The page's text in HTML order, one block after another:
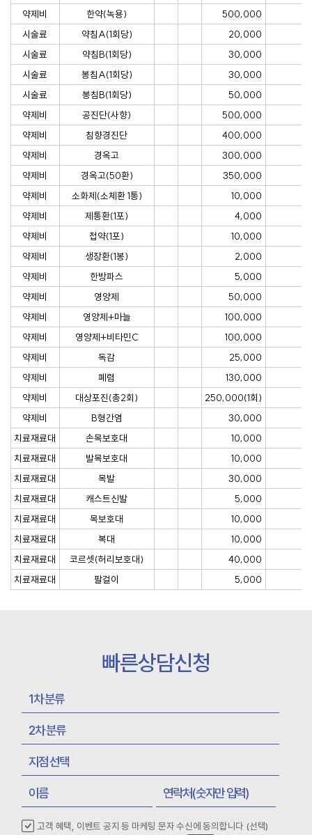
약제비
한약(녹용)
500,000
시술료
약침A(1회당)
20,000
시술료
약침B(1회당)
30,000
시술료
봉침A(1회당)
30,000
시술료
봉침B(1회당)
50,000
약제비
공진단(사향)
500,000
약제비
침향경진단
400,000
약제비
경옥고
300,000
약제비
경옥고(50환)
350,000
약제비
소화제(소체환 1통)
10,000
약제비
제통환(1포)
4,000
약제비
첩약(1포)
10,000
약제비
생장환(1봉)
2,000
약제비
한방파스
5,000
약제비
영양제
50,000
약제비
영양제+마늘
100,000
약제비
영양제+비타민C
100,000
약제비
독감
25,000
약제비
폐렴
130,000
약제비
대상포진(총2회)
250,000(1회)
약제비
B형간염
30,000
치료재료대
손목보호대
10,000
치료재료대
발목보호대
10,000
치료재료대
목발
30,000
치료재료대
캐스트신발
5,000
치료재료대
목보호대
10,000
치료재료대
복대
10,000
치료재료대
코르셋(허리보호대)
40,000
치료재료대
팔걸이 5,000
빠른상담신청
고객 혜택, 이벤트 공지 등 마케팅 문자 수신에 동의합니다 (선택)